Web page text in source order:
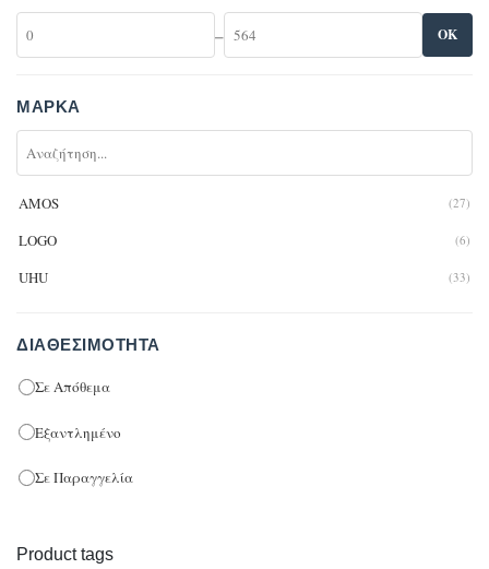
– OK
ΜΆΡΚΑ
AMOS (27)
LOGO (6)
UHU (33)
ΔΙΑΘΕΣΙΜΌΤΗΤΑ
Σε Απόθεμα
Εξαντλημένο
Σε Παραγγελία
Product tags